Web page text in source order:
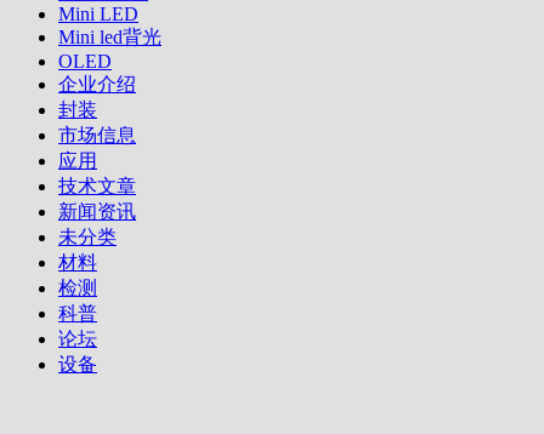
Mini LED
Mini led背光
OLED
企业介绍
封装
市场信息
应用
技术文章
新闻资讯
未分类
材料
检测
科普
论坛
设备